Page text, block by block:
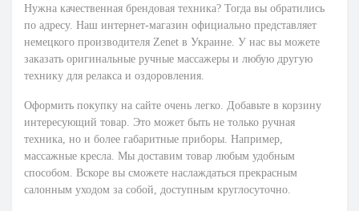
Нужна качественная брендовая техника? Тогда вы обратились
по адресу. Наш интернет-магазин официально представляет
немецкого производителя Zenet в Украине. У нас вы можете
заказать оригинальные ручные массажеры и любую другую
технику для релакса и оздоровления.
Оформить покупку на сайте очень легко. Добавьте в корзину
интересующий товар. Это может быть не только ручная
техника, но и более габаритные приборы. Например,
массажные кресла. Мы доставим товар любым удобным
способом. Вскоре вы сможете наслаждаться прекрасным
салонным уходом за собой, доступным круглосуточно.